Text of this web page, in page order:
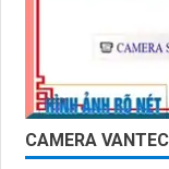
CAMERA